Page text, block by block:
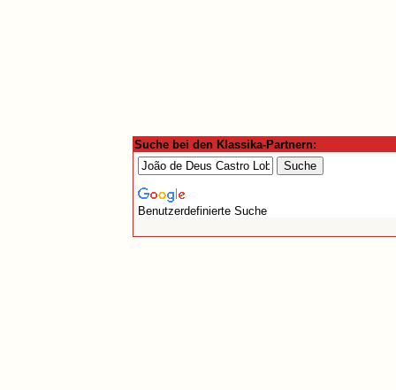
Suche bei den Klassika-Partnern:
Benutzerdefinierte Suche